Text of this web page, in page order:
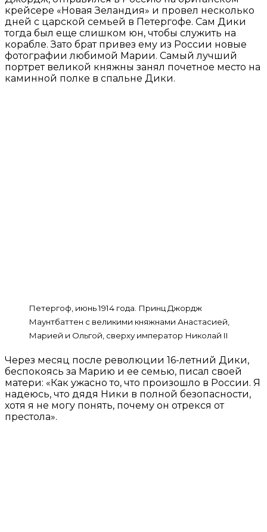
крейсере «Новая Зеландия» и провел несколько
дней с царской семьей в Петергофе. Сам Дики
тогда был еще слишком юн, чтобы служить на
корабле. Зато брат привез ему из России новые
фотографии любимой Марии. Самый лучший
портрет великой княжны занял почетное место на
каминной полке в спальне Дики.
Петергоф, июнь 1914 года. Принц Джордж
Маунтбаттен с великими княжнами Анастасией,
Марией и Ольгой, сверху император Николай II
Через месяц после революции 16-летний Дики,
беспокоясь за Марию и ее семью, писал своей
матери: «Как ужасно то, что произошло в России. Я
надеюсь, что дядя Ники в полной безопасности,
хотя я не могу понять, почему он отрекся от
престола».